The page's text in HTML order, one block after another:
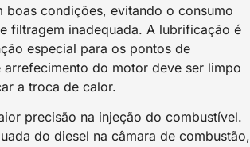
condições, evitando o consumo
filtragem inadequada. A lubrificação é
especial para os pontos de
do motor deve ser limpo
a troca de calor.
precisão na injeção do combustível.
do diesel na câmara de combustão,